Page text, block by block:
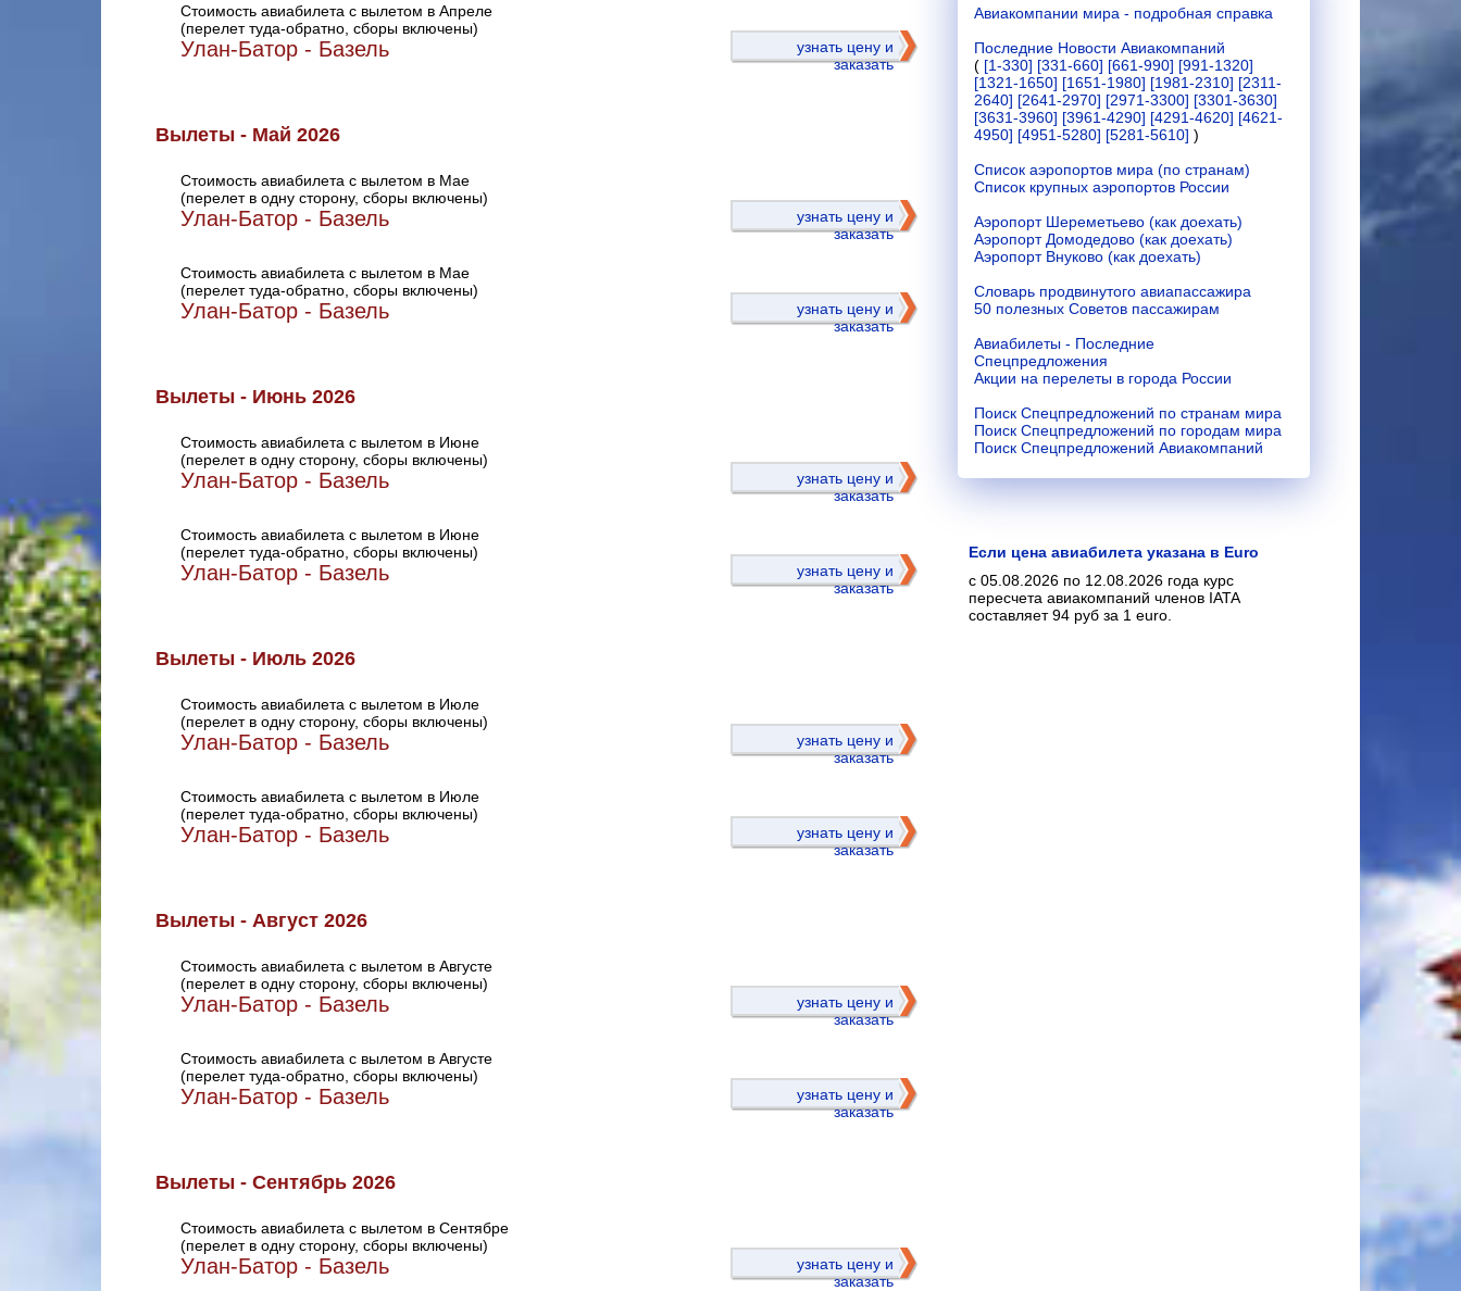
Стоимость авиабилета с вылетом в Апреле
(перелет туда-обратно, сборы включены)
Улан-Батор - Базель
узнать цену и
заказать
Вылеты - Май 2026
Стоимость авиабилета с вылетом в Мае
(перелет в одну сторону, сборы включены)
Улан-Батор - Базель
узнать цену и
заказать
Стоимость авиабилета с вылетом в Мае
(перелет туда-обратно, сборы включены)
Улан-Батор - Базель
узнать цену и
заказать
Вылеты - Июнь 2026
Стоимость авиабилета с вылетом в Июне
(перелет в одну сторону, сборы включены)
Улан-Батор - Базель
узнать цену и
заказать
Стоимость авиабилета с вылетом в Июне
(перелет туда-обратно, сборы включены)
Улан-Батор - Базель
узнать цену и
заказать
Вылеты - Июль 2026
Стоимость авиабилета с вылетом в Июле
(перелет в одну сторону, сборы включены)
Улан-Батор - Базель
узнать цену и
заказать
Стоимость авиабилета с вылетом в Июле
(перелет туда-обратно, сборы включены)
Улан-Батор - Базель
узнать цену и
заказать
Вылеты - Август 2026
Стоимость авиабилета с вылетом в Августе
(перелет в одну сторону, сборы включены)
Улан-Батор - Базель
узнать цену и
заказать
Стоимость авиабилета с вылетом в Августе
(перелет туда-обратно, сборы включены)
Улан-Батор - Базель
узнать цену и
заказать
Вылеты - Сентябрь 2026
Стоимость авиабилета с вылетом в Сентябре
(перелет в одну сторону, сборы включены)
Улан-Батор - Базель
узнать цену и
заказать
Авиакомпании мира - подробная справка
Последние Новости Авиакомпаний
( [1-330] [331-660] [661-990] [991-1320]
[1321-1650] [1651-1980] [1981-2310] [2311-
2640] [2641-2970] [2971-3300] [3301-3630]
[3631-3960] [3961-4290] [4291-4620] [4621-
4950] [4951-5280] [5281-5610] )
Список аэропортов мира (по странам)
Список крупных аэропортов России
Аэропорт Шереметьево (как доехать)
Аэропорт Домодедово (как доехать)
Аэропорт Внуково (как доехать)
Словарь продвинутого авиапассажира
50 полезных Советов пассажирам
Авиабилеты - Последние
Спецпредложения
Акции на перелеты в города России
Поиск Спецпредложений по странам мира
Поиск Спецпредложений по городам мира
Поиск Спецпредложений Авиакомпаний
Если цена авиабилета указана в Euro
с 05.08.2026 по 12.08.2026 года курс
пересчета авиакомпаний членов IATA
составляет 94 руб за 1 euro.